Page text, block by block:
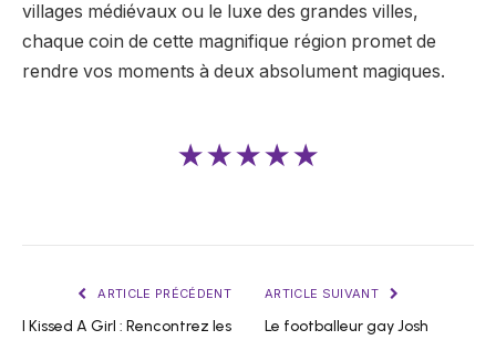
villages médiévaux ou le luxe des grandes villes,
chaque coin de cette magnifique région promet de
rendre vos moments à deux absolument magiques.
★★★★★
ARTICLE PRÉCÉDENT
I Kissed A Girl : Rencontrez les
ARTICLE SUIVANT
Le footballeur gay Josh